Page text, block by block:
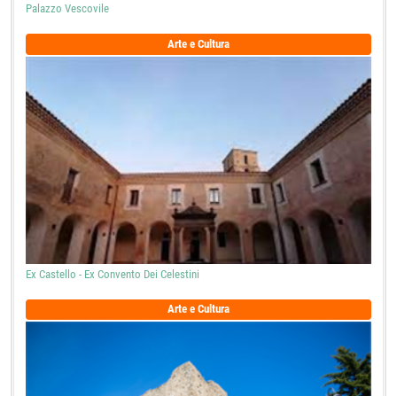
Palazzo Vescovile
Arte e Cultura
Ex Castello - Ex Convento Dei Celestini
Arte e Cultura